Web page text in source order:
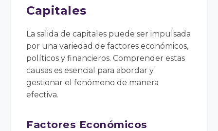
Capitales
La salida de capitales puede ser impulsada
por una variedad de factores económicos,
políticos y financieros. Comprender estas
causas es esencial para abordar y
gestionar el fenómeno de manera
efectiva.
Factores Económicos